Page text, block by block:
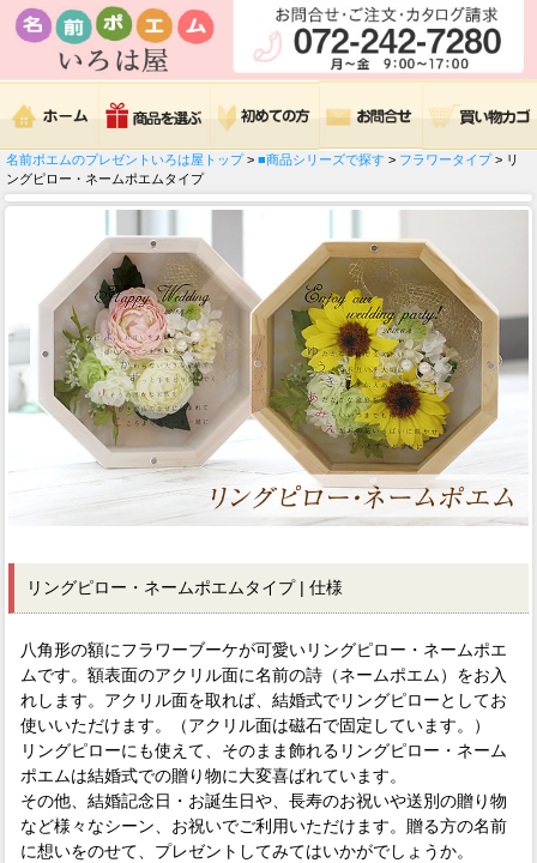
名前ポエムのプレゼントいろは屋トップ> ■商品シリーズで探す > フラワータイプ> リ
ングピロー・ネームポエムタイプ
リングピロー・ネームポエムタイプ | 仕様
八角形の額にフラワーブーケが可愛いリングピロー・ネームポエ
ムです。額表面のアクリル面に名前の詩（ネームポエム）をお入
れします。アクリル面を取れば、結婚式でリングピローとしてお
使いいただけます。（アクリル面は磁石で固定しています。）
リングピローにも使えて、そのまま飾れるリングピロー・ネーム
ポエムは結婚式での贈り物に大変喜ばれています。
その他、結婚記念日・お誕生日や、長寿のお祝いや送別の贈り物
など様々なシーン、お祝いでご利用いただけます。贈る方の名前
に想いをのせて、プレゼントしてみてはいかがでしょうか。